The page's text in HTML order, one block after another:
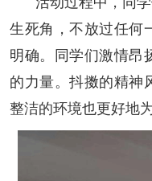
生死角，不放过任何
明确。同学们激情昂
的力量。抖擞的精神
整洁的环境也更好地